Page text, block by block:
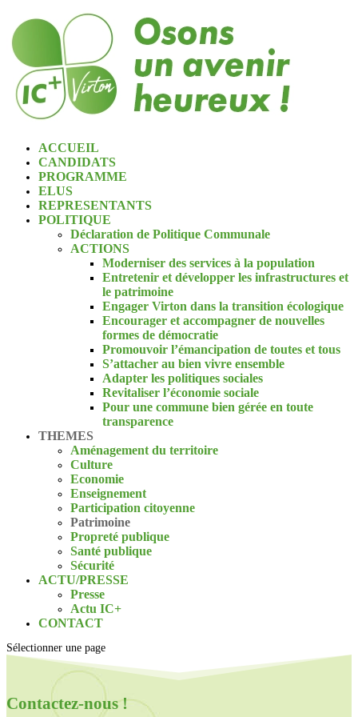
ACCUEIL
CANDIDATS
PROGRAMME
ELUS
REPRESENTANTS
POLITIQUE
Déclaration de Politique Communale
ACTIONS
Moderniser des services à la population
Entretenir et développer les infrastructures et
le patrimoine
Engager Virton dans la transition écologique
Encourager et accompagner de nouvelles
formes de démocratie
Promouvoir l’émancipation de toutes et tous
S’attacher au bien vivre ensemble
Adapter les politiques sociales
Revitaliser l’économie sociale
Pour une commune bien gérée en toute
transparence
THEMES
Aménagement du territoire
Culture
Economie
Enseignement
Participation citoyenne
Patrimoine
Propreté publique
Santé publique
Sécurité
ACTU/PRESSE
Presse
Actu IC+
CONTACT
Sélectionner une page
Contactez-nous !